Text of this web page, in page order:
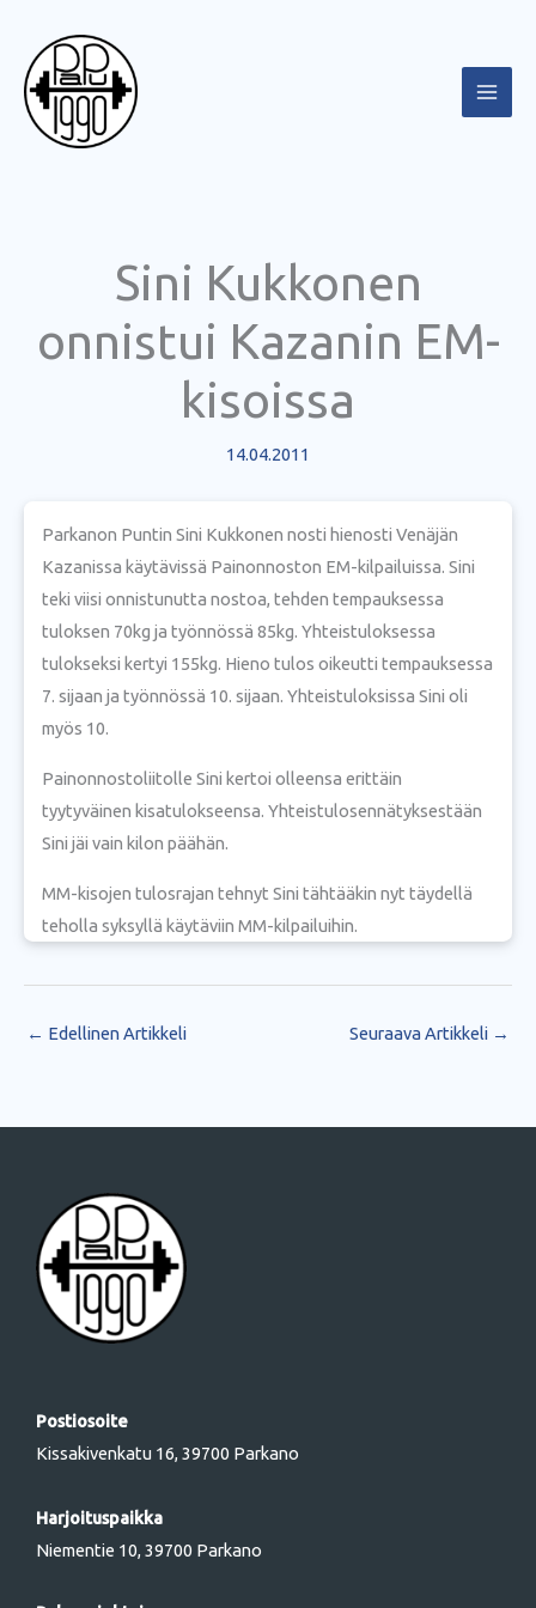
sisältöön
Sini Kukkonen
onnistui Kazanin EM-
kisoissa
14.04.2011
Parkanon Puntin Sini Kukkonen nosti hienosti Venäjän
Kazanissa käytävissä Painonnoston EM-kilpailuissa. Sini
teki viisi onnistunutta nostoa, tehden tempauksessa
tuloksen 70kg ja työnnössä 85kg. Yhteistuloksessa
tulokseksi kertyi 155kg. Hieno tulos oikeutti tempauksessa
7. sijaan ja työnnössä 10. sijaan. Yhteistuloksissa Sini oli
myös 10.
Painonnostoliitolle Sini kertoi olleensa erittäin
tyytyväinen kisatulokseensa. Yhteistulosennätyksestään
Sini jäi vain kilon päähän.
MM-kisojen tulosrajan tehnyt Sini tähtääkin nyt täydellä
teholla syksyllä käytäviin MM-kilpailuihin.
← Edellinen Artikkeli Seuraava Artikkeli →
Postiosoite
Kissakivenkatu 16, 39700 Parkano
Harjoituspaikka
Niementie 10, 39700 Parkano